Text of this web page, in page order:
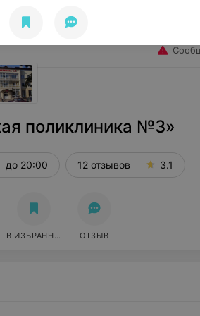
поликлиника №3»
до 20:00 12 отзывов 3.1
В ИЗБРАННОЕ ОТЗЫВ